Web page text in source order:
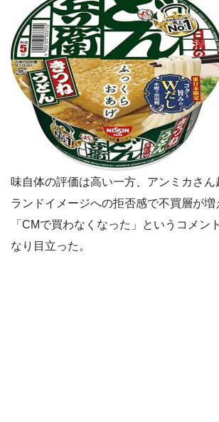
味自体の評価は高い一方、アンミカさ
ランドイメージへの拒否感で不買層が増
「CMで買わなくなった」というコメン
なり目立った。